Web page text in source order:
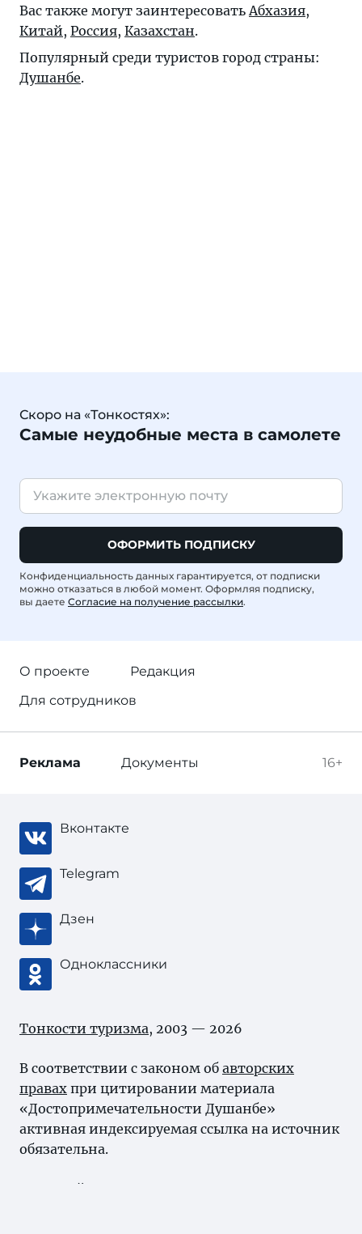
Вас также могут заинтересовать Абхазия,
Китай, Россия, Казахстан.
Популярный среди туристов город страны:
Душанбе.
Скоро на «Тонкостях»:
Самые неудобные места в самолете
ОФОРМИТЬ ПОДПИСКУ
Конфиденциальность данных гарантируется, от подписки
можно отказаться в любой момент. Оформляя подписку,
вы даете Согласие на получение рассылки.
О проекте
Редакция
Для сотрудников
16+
Реклама Документы
Вконтакте
Telegram
Дзен
Одноклассники
Тонкости туризма, 2003 — 2026
В соответствии с законом об авторских
правах при цитировании материала
«Достопримечательности Душанбе»
активная индексируемая ссылка на источник
обязательна.
Карта сайта